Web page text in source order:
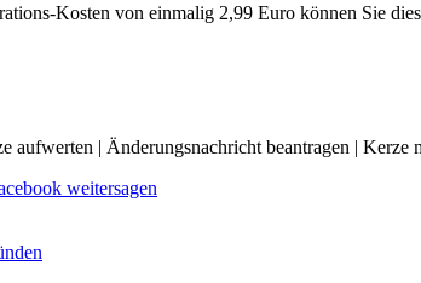
Kosten von einmalig 2,99 Euro können Sie
aufwerten Änderungsnachricht beantragen
Kerze
weitersagen